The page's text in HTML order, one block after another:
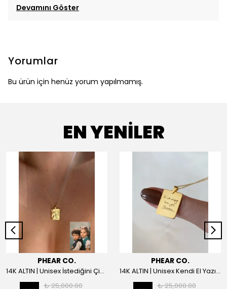
Devamını Göster
Yorumlar
Bu ürün için henüz yorum yapılmamış.
EN YENİLER
PHEAR CO.
14K ALTIN | Unisex İstediğini Çizdir Kolye
₺ 25,000.00
PHEAR CO.
14K ALTIN | Unisex Kendi El Yazın ile İstediğini Yazdır Plaka Kolye
₺ 25,000.00